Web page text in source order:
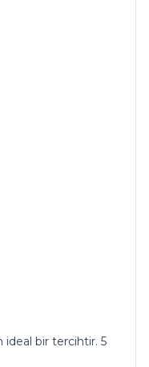
ideal bir tercihtir. 5